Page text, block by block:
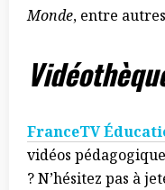
Monde, entre
FranceTV
vidéos
? N’hésitez pas à